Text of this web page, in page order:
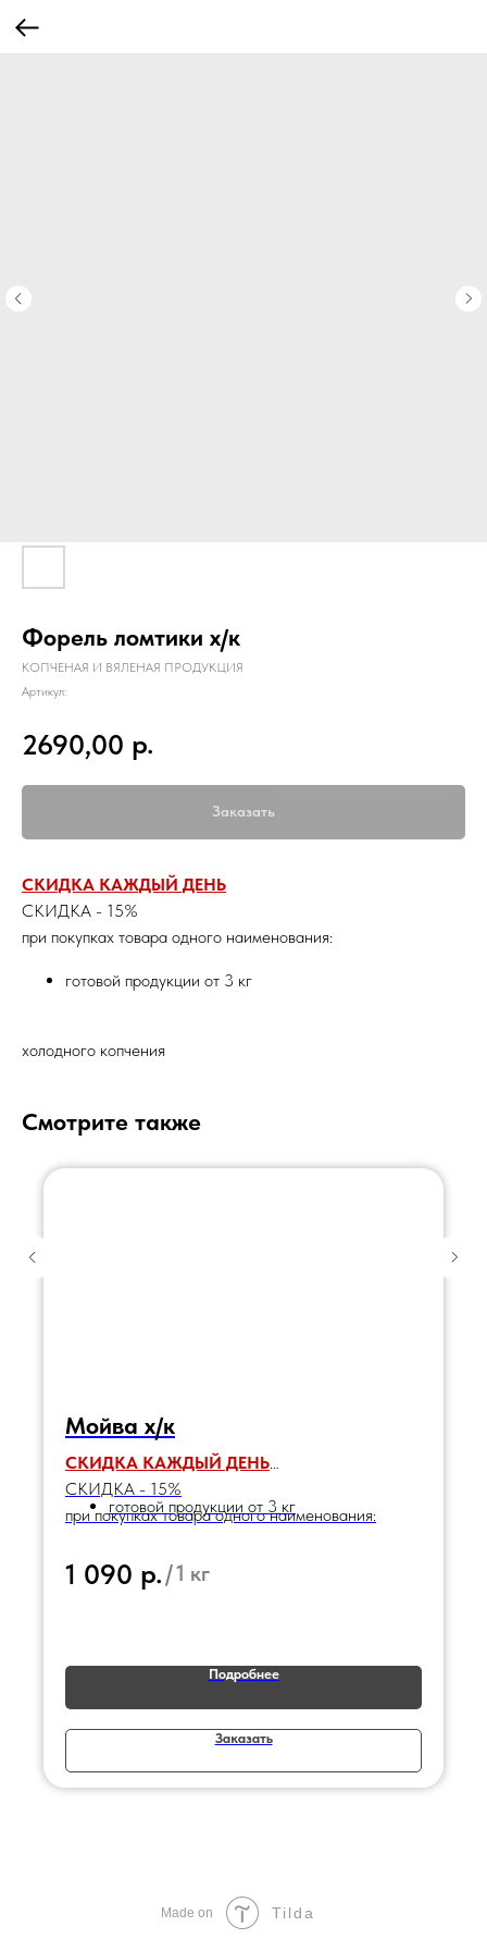
Форель ломтики х/к
КОПЧЕНАЯ И ВЯЛЕНАЯ ПРОДУКЦИЯ
Артикул:
2690,00 р.
Заказать
СКИДКА КАЖДЫЙ ДЕНЬ
СКИДКА - 15%
при покупках товара одного наименования:
готовой продукции от 3 кг
холодного копчения
Смотрите также
Мойва х/к
СКИДКА КАЖДЫЙ ДЕНЬ
СКИДКА - 15%
при покупках товара одного наименования:
готовой продукции от 3 кг
1 090 р. /1 кг
Подробнее
Заказать
Made on Tilda